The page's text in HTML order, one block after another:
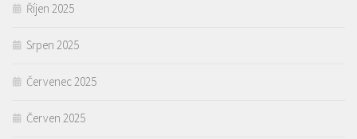
Říjen 2025
Srpen 2025
Červenec 2025
Červen 2025